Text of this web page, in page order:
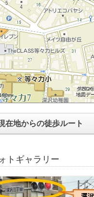
©2026
地図デ
在地からの徒歩ルート
トギャラリー